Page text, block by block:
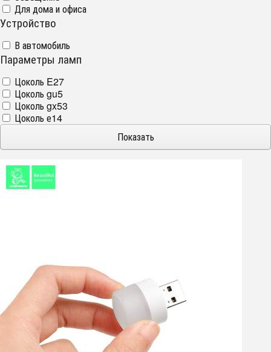
Для дома и офиса
Устройство
В автомобиль
Параметры ламп
Цоколь E27
Цоколь gu5
Цоколь gx53
Цоколь е14